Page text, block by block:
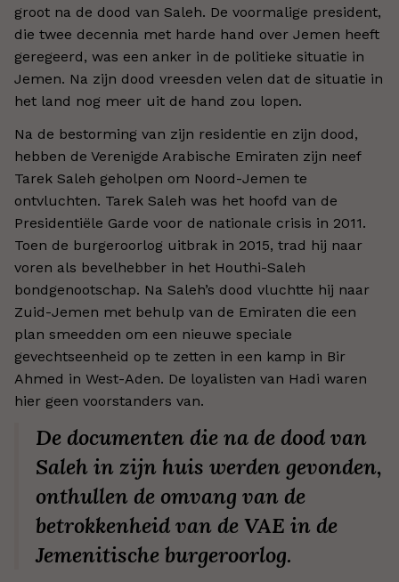
groot na de dood van Saleh. De voormalige president,
die twee decennia met harde hand over Jemen heeft
geregeerd, was een anker in de politieke situatie in
Jemen. Na zijn dood vreesden velen dat de situatie in
het land nog meer uit de hand zou lopen.
Na de bestorming van zijn residentie en zijn dood,
hebben de Verenigde Arabische Emiraten zijn neef
Tarek Saleh geholpen om Noord-Jemen te
ontvluchten. Tarek Saleh was het hoofd van de
Presidentiële Garde voor de nationale crisis in 2011.
Toen de burgeroorlog uitbrak in 2015, trad hij naar
voren als bevelhebber in het Houthi-Saleh
bondgenootschap. Na Saleh’s dood vluchtte hij naar
Zuid-Jemen met behulp van de Emiraten die een
plan smeedden om een nieuwe speciale
gevechtseenheid op te zetten in een kamp in Bir
Ahmed in West-Aden. De loyalisten van Hadi waren
hier geen voorstanders van.
De documenten die na de dood van
Saleh in zijn huis werden gevonden,
onthullen de omvang van de
betrokkenheid van de VAE in de
Jemenitische burgeroorlog.